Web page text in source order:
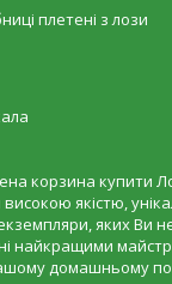
плетені з лози
корзина купити
високою якістю,
екземпляри, яких
найкращими
домашньому